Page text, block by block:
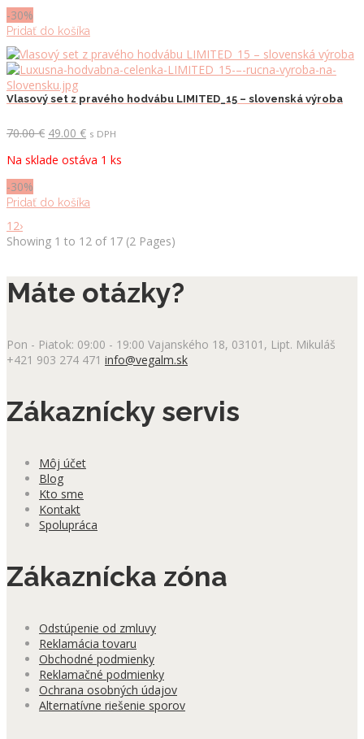
-30%
Pridať do košíka
Vlasový set z pravého hodvábu LIMITED_15 – slovenská výroba
70.00€ Pôvodná
bola:
49.00 €Aktuálna
je:
s DPH
Na sklade ostáva 1 ks
-30%
Pridať do košíka
1 2›
Showing 1 to 12 of 17 (2 Pages)
Máte otázky?
Pon - Piatok: 09:00 - 19:00 Vajanského 18, 03101, Lipt. Mikuláš
+421 903 274 471 info@vegalm.sk
Zákaznícky servis
Môj účet
Blog
Kto sme
Kontakt
Spolupráca
Zákaznícka zóna
Odstúpenie od zmluvy
Reklamácia tovaru
Obchodné podmienky
Reklamačné podmienky
Ochrana osobných údajov
Alternatívne riešenie sporov